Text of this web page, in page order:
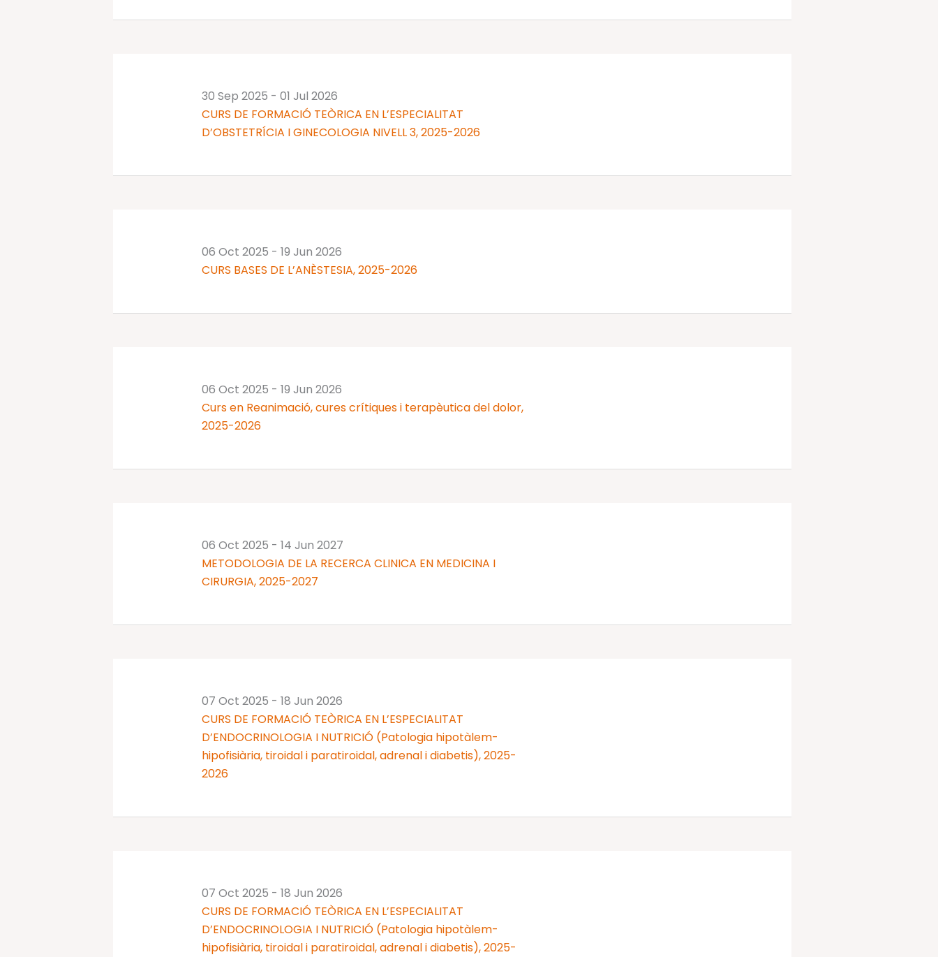
CURS DE FORMACIÓ TEÒRICA EN L’ESPECIALITAT
D’OBSTETRÍCIA I GINECOLOGIA NIVELL 3, 2025-2026
30 Sep 2025 - 01 Jul 2026
CURS BASES DE L’ANÈSTESIA, 2025-2026
06 Oct 2025 - 19 Jun 2026
Curs en Reanimació, cures crítiques i terapèutica del dolor,
2025-2026
06 Oct 2025 - 19 Jun 2026
METODOLOGIA DE LA RECERCA CLINICA EN MEDICINA I
CIRURGIA, 2025-2027
06 Oct 2025 - 14 Jun 2027
CURS DE FORMACIÓ TEÒRICA EN L’ESPECIALITAT
D’ENDOCRINOLOGIA I NUTRICIÓ (Patologia hipotàlem-
hipofisiària, tiroidal i paratiroidal, adrenal i diabetis), 2025-
2026
07 Oct 2025 - 18 Jun 2026
CURS DE FORMACIÓ TEÒRICA EN L’ESPECIALITAT
D’ENDOCRINOLOGIA I NUTRICIÓ (Patologia hipotàlem-
hipofisiària, tiroidal i paratiroidal, adrenal i diabetis), 2025-
07 Oct 2025 - 18 Jun 2026